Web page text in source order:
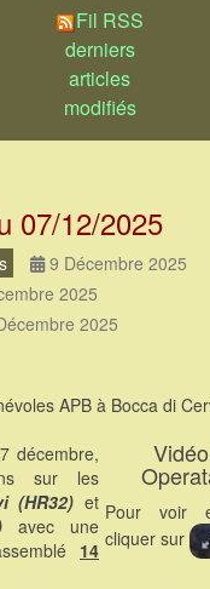
Fil RSS
derniers
articles
modifiés
07/12/2025
9 Décembre 2025
2025
2025
Pour voir
cliquer sur
décembre,
sur les
(HR32) et
avec une
14